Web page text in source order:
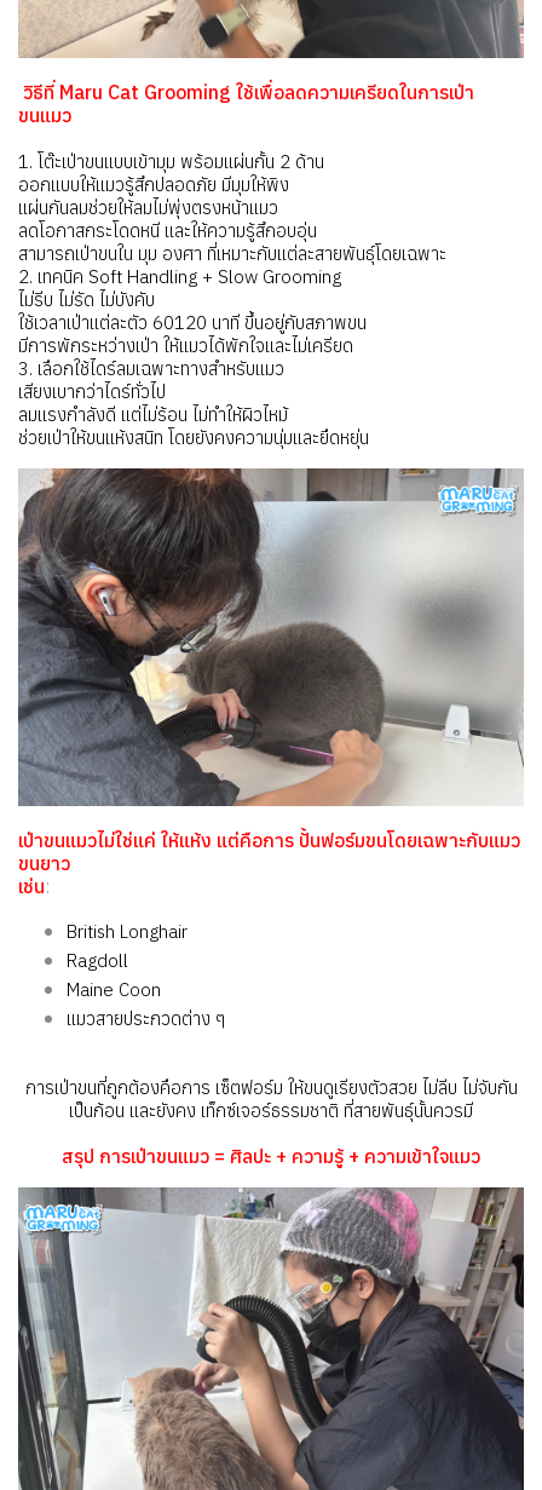
วิธีที่ Maru Cat Grooming ใช้เพื่อลดความเครียดในการเป่า
ขนแมว
1. โต๊ะเป่าขนแบบเข้ามุม พร้อมแผ่นกั้น 2 ด้าน
ออกแบบให้แมวรู้สึกปลอดภัย มีมุมให้พิง
แผ่นกันลมช่วยให้ลมไม่พุ่งตรงหน้าแมว
ลดโอกาสกระโดดหนี และให้ความรู้สึกอบอุ่น
สามารถเป่าขนใน มุม องศา ที่เหมาะกับแต่ละสายพันธุ์โดยเฉพาะ
2. เทคนิค Soft Handling + Slow Grooming
ไม่รีบ ไม่รัด ไม่บังคับ
ใช้เวลาเป่าแต่ละตัว 60120 นาที ขึ้นอยู่กับสภาพขน
มีการพักระหว่างเป่า ให้แมวได้พักใจและไม่เครียด
3. เลือกใช้ไดร์ลมเฉพาะทางสำหรับแมว
เสียงเบากว่าไดร์ทั่วไป
ลมแรงกำลังดี แต่ไม่ร้อน ไม่ทำให้ผิวไหม้
ช่วยเป่าให้ขนแห้งสนิท โดยยังคงความนุ่มและยืดหยุ่น
เป่าขนแมวไม่ใช่แค่ ให้แห้ง แต่คือการ ปั้นฟอร์มขนโดยเฉพาะกับแมว
ขนยาว
เช่น:
British Longhair
Ragdoll
Maine Coon
แมวสายประกวดต่าง ๆ
การเป่าขนที่ถูกต้องคือการ เซ็ตฟอร์ม ให้ขนดูเรียงตัวสวย ไม่ลีบ ไม่จับกัน
เป็นก้อน และยังคง เท็กซ์เจอร์ธรรมชาติ ที่สายพันธุ์นั้นควรมี
สรุป การเป่าขนแมว = ศิลปะ + ความรู้ + ความเข้าใจแมว